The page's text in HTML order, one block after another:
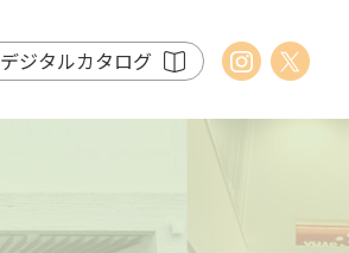
デジタルカタログ